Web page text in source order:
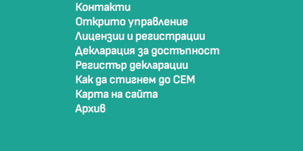
Контакти
Открито управление
Лицензии и регистрации
Декларация за достъпност
Регистър декларации
Как да стигнем до СЕМ
Карта на сайта
Архив